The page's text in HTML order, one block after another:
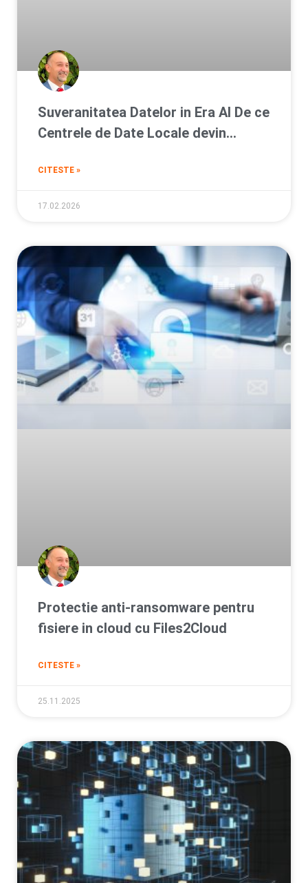
Suveranitatea Datelor in Era AI De ce
Centrele de Date Locale devin
Romania
CITESTE »
17.02.2026
Protectie anti-ransomware pentru
fisiere in cloud cu Files2Cloud
CITESTE »
25.11.2025